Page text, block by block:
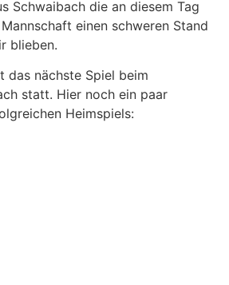
Schwaibach die an diesem Tag
einen schweren Stand
blieben.
das nächste Spiel beim
statt. Hier noch ein paar
Heimspiels: